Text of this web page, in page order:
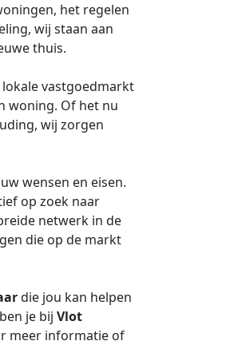
het regelen
wij staan aan
thuis.
vastgoedmarkt
woning. Of het nu
wij zorgen
wensen en eisen.
op zoek naar
netwerk in de
die op de markt
die jou kan helpen
je bij Vlot
meer informatie of